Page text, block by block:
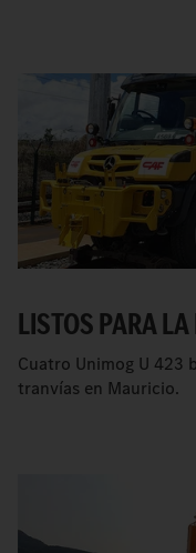
LISTOS PARA
Cuatro Unimog U 423
tranvías en Mauricio.